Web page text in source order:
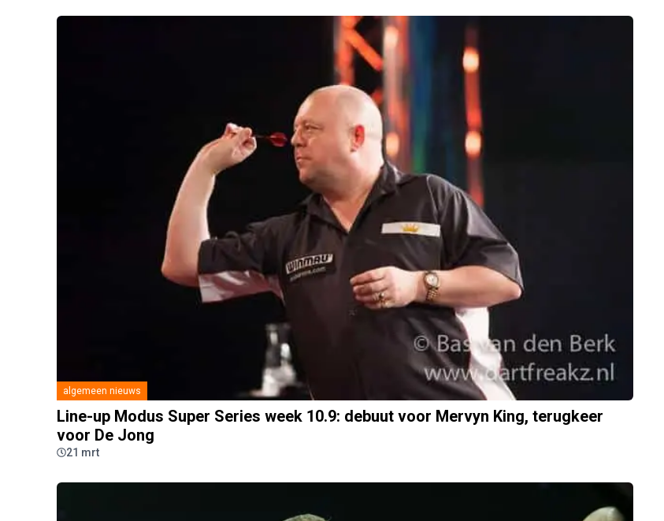
algemeen nieuws
Line-up Modus Super Series week 10.9: debuut voor Mervyn King, terugkeer
voor De Jong
21 mrt